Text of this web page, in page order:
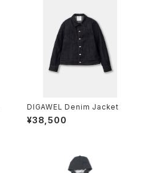
DIGAWEL Denim Jacket
¥38,500